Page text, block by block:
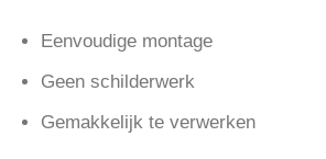
Eenvoudige montage
Geen schilderwerk
Gemakkelijk te verwerken